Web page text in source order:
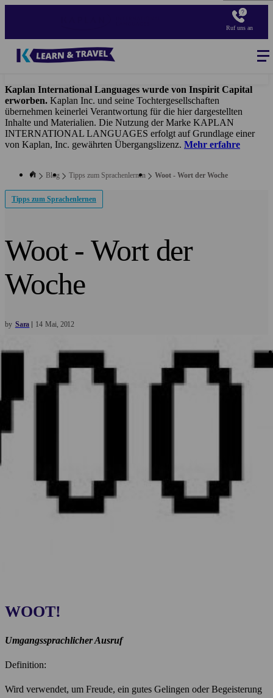
Ruf uns an
Kaplan International Languages wurde von Inspirit Capital
erworben. Kaplan Inc. und seine Tochtergesellschaften
übernehmen keinerlei Verantwortung für die hier dargestellten
Inhalte und Materialien. Die Nutzung der Marke KAPLAN
INTERNATIONAL LANGUAGES erfolgt auf Grundlage einer
von Kaplan, Inc. gewährten Übergangslizenz. Mehr erfahre
Blog Tipps zum Sprachenlernen Woot - Wort der Woche
Tipps zum Sprachenlernen
Woot - Wort der
Woche
by Sara 14 Mai 2012
WOOT!
Umgangssprachlicher Ausruf
Definition:
Wird verwendet, um Freude, ein gutes Gelingen oder Begeisterung